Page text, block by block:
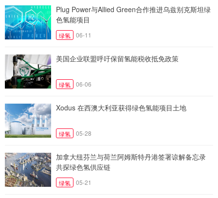
Plug Power与Allied Green合作推进乌兹别克斯坦绿
色氢能项目
绿氢 06-11
美国企业联盟呼吁保留氢能税收抵免政策
绿氢 06-06
Xodus 在西澳大利亚获得绿色氢能项目土地
绿氢 05-28
加拿大纽芬兰与荷兰阿姆斯特丹港签署谅解备忘录
共探绿色氢供应链
绿氢 05-21